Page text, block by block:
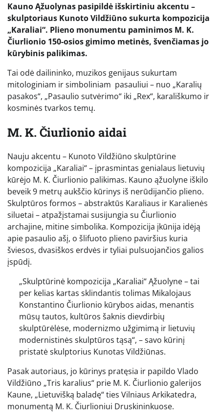
Kauno Ąžuolynas pasipildė išskirtiniu akcentu –
skulptoriaus Kunoto Vildžiūno sukurta kompozicija
„Karaliai“. Plieno monumentu paminimos M. K.
Čiurlionio 150-osios gimimo metinės, švenčiamas jo
kūrybinis palikimas.
Tai odė dailininko, muzikos genijaus sukurtam
mitologiniam ir simboliniam pasauliui – nuo „Karalių
pasakos“, „Pasaulio sutvėrimo“ iki „Rex“, karališkumo ir
kosminės tvarkos temų.
M. K. Čiurlionio aidai
Nauju akcentu – Kunoto Vildžiūno skulptūrine
kompozicija „Karaliai“ – įprasmintas genialaus lietuvių
kūrėjo M. K. Čiurlionio palikimas. Kauno ąžuolyne iškilo
beveik 9 metrų aukščio kūrinys iš nerūdijančio plieno.
Skulptūros formos – abstraktūs Karaliaus ir Karalienės
siluetai – atpažįstamai susijungia su Čiurlionio
archajine, mitine simbolika. Kompozicija įkūnija idėją
apie pasaulio ašį, o šlifuoto plieno paviršius kuria
šviesos, dvasiškos erdvės ir tyliai pulsuojančios galios
įspūdį.
„Skulptūrinė kompozicija „Karaliai“ Ąžuolyne – tai
per kelias kartas sklindantis tolimas Mikalojaus
Konstantino Čiurlionio kūrybos aidas, menantis
mūsų tautos, kultūros šaknis dievdirbių
skulptūrėlėse, modernizmo užgimimą ir lietuvių
modernistinės skulptūros tąsą“, – savo kūrinį
pristatė skulptorius Kunotas Vildžiūnas.
Pasak autoriaus, jo kūrinys pratęsia ir papildo Vlado
Vildžiūno „Tris karalius“ prie M. K. Čiurlionio galerijos
Kaune, „Lietuvišką baladę“ ties Vilniaus Arkikatedra,
monumentą M. K. Čiurlioniui Druskininkuose.